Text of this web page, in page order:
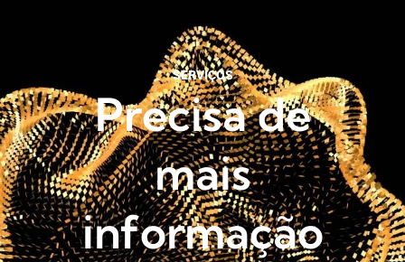
SERVIÇOS
Precisa de
mais
informação